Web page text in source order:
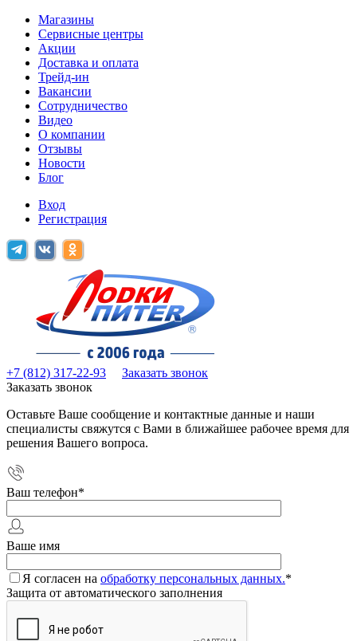
Магазины
Сервисные центры
Акции
Доставка и оплата
Трейд-ин
Вакансии
Сотрудничество
Видео
О компании
Отзывы
Новости
Блог
Вход
Регистрация
+7 (812) 317-22-93
Заказать звонок
Заказать звонок
Оставьте Ваше сообщение и контактные данные и наши
специалисты свяжутся с Вами в ближайшее рабочее время для
решения Вашего вопроса.
Ваш телефон*
Ваше имя
Я согласен на обработку персональных данных.*
Защита от автоматического заполнения